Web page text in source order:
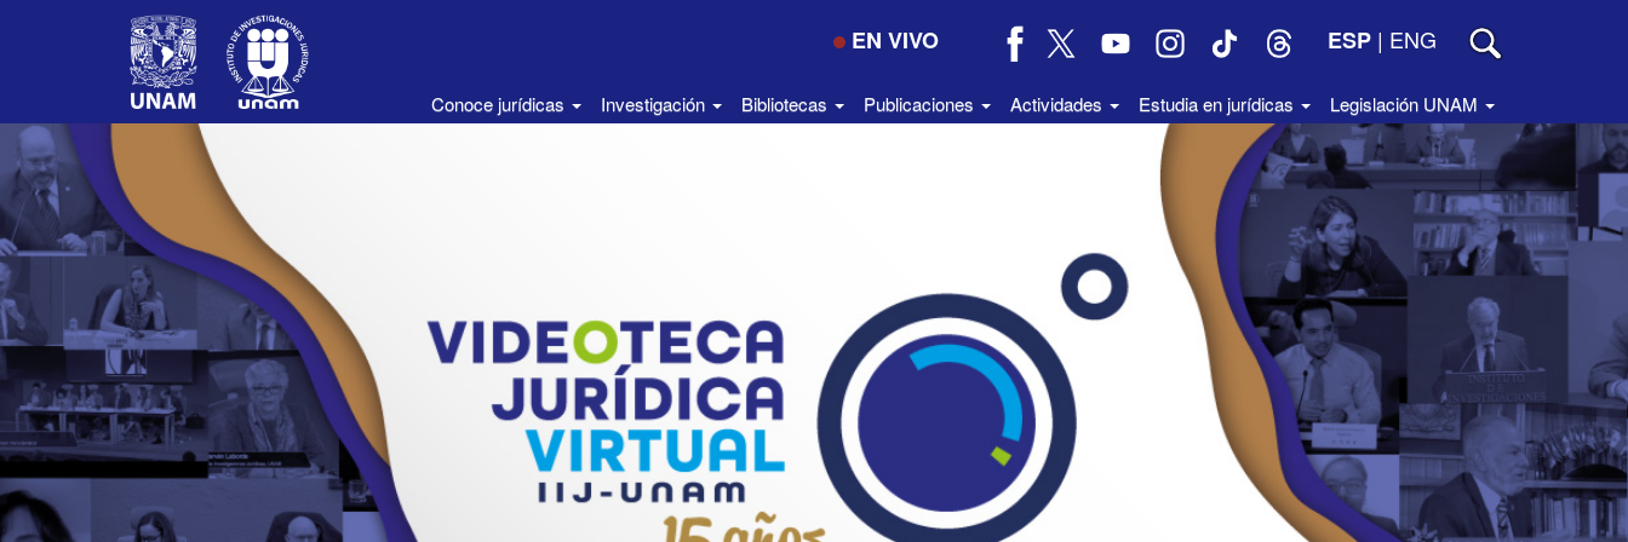
EN VIVO ESP | ENG
Conoce jurídicas Investigación Bibliotecas Publicaciones Actividades Estudia en jurídicas Legislación UNAM